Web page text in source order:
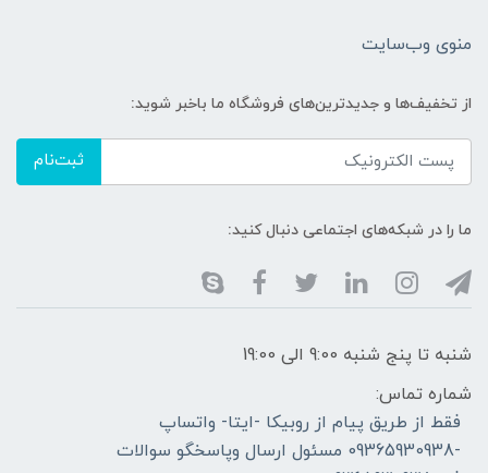
منوی وب‌سایت
از تخفیف‌ها و جدیدترین‌های فروشگاه ما باخبر شوید:
ثبت‌نام
ما را در شبکه‌های اجتماعی دنبال کنید:
شنبه تا پنج شنبه 9:00 الی 19:00
شماره تماس:
فقط از طریق پیام از روبیکا -ایتا- واتساپ
-09365930938 مسئول ارسال وپاسخگو سوالات